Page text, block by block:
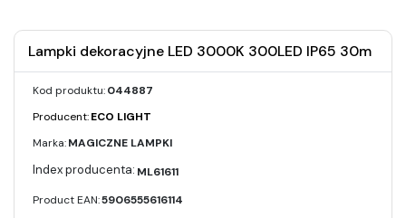
Lampki dekoracyjne LED 3000K 300LED IP65 30m
Kod produktu:044887
Producent:ECO LIGHT
Marka:MAGICZNE LAMPKI
ML61611
Product EAN:5906555616114